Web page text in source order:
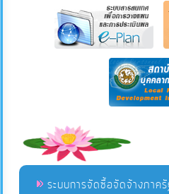
ระบบการจัดซื้อจัดจ้างภาค